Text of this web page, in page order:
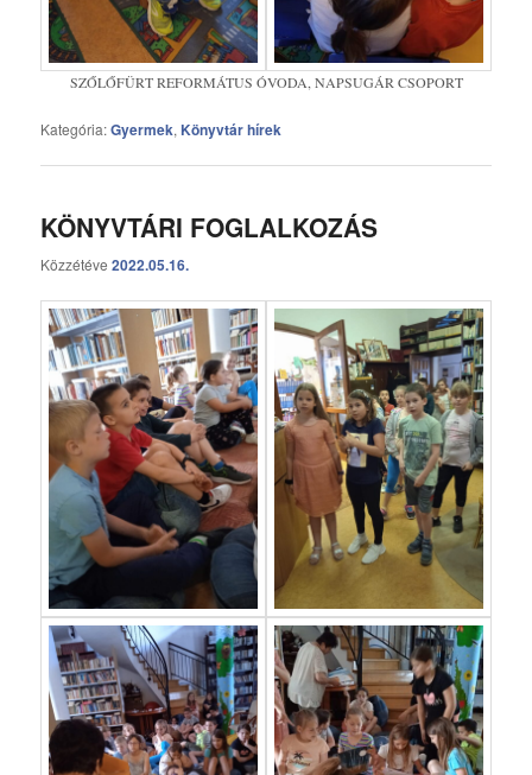
SZŐLŐFÜRT REFORMÁTUS ÓVODA, NAPSUGÁR CSOPORT
Kategória:Gyermek, Könyvtár hírek
KÖNYVTÁRI FOGLALKOZÁS
Közzétéve2022.05.16.